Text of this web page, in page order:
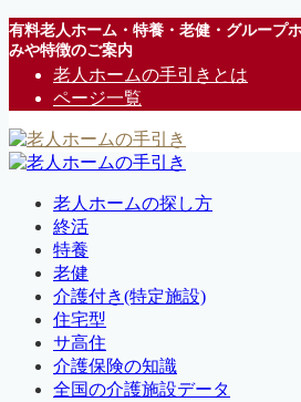
有料老人ホーム・特養・老健・グループ
みや特徴のご案内
老人ホームの手引きとは
ページ一覧
老人ホームの探し方
終活
特養
老健
介護付き(特定施設)
住宅型
サ高住
介護保険の知識
全国の介護施設データ